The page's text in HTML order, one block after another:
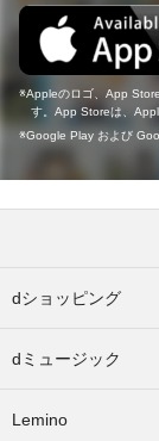
Appleのロゴ、App
す。App Storeは、
Google Play および
dショッピング
dミュージック
Lemino